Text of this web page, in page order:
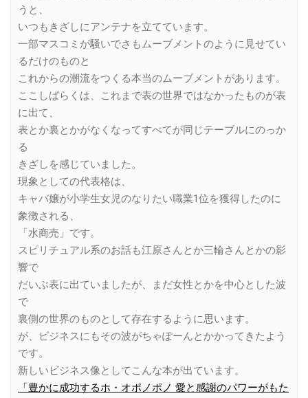
うと、
いつもきざしにアンテナを立てています。
一部マスコミが騒いでさもムーブメントのように見せてい
るだけのものと
これからの潮流をつくる本当のムーブメントがあります。
ここしばらくは、これまで表の世界ではなかったものが表
に出て、
表とか裏とかがなくなってすべてが同じテーブルにのっか
る
きざしを感じていました。
現象としての代表格は、
キャバ嬢が小学生女児のなりたい職業1位を獲得したのに
象徴される、
「水商売」です。
スピリチュアル系のお話も江原さんとか三輪さんとかの影
響で
だいぶ表に出ていましたが、まだ女性とかを中心とした波
で
裏側の世界のものとして存在するように思います。
が、ビジネスにもその波がちゃぽーんとかかってきたよう
です。
新しいビジネス像としてこんな本が出ています。
「豊かに成功するホ・オポノポノ 愛と感謝のパワーがもた